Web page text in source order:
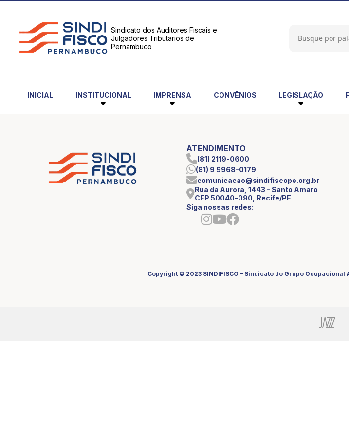
Sindicato dos Auditores Fiscais e
Julgadores Tributários de
Pernambuco
INICIAL INSTITUCIONAL IMPRENSA CONVÊNIOS LEGISLAÇÃO
ATENDIMENTO
(81) 2119-0600
(81) 9 9968-0179
comunicacao@sindifiscope.org.br
Rua da Aurora, 1443 - Santo Amaro
CEP 50040-090, Recife/PE
Siga nossas redes:
Copyright © 2023 SINDIFISCO – Sindicato do Grupo